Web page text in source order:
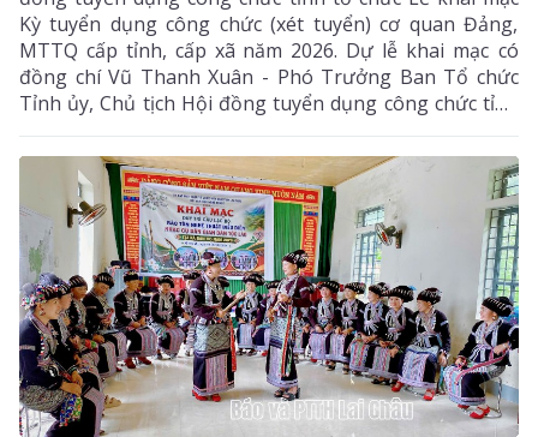
Kỳ tuyển dụng công chức (xét tuyển) cơ quan Đảng,
MTTQ cấp tỉnh, cấp xã năm 2026. Dự lễ khai mạc có
đồng chí Vũ Thanh Xuân - Phó Trưởng Ban Tổ chức
Tỉnh ủy, Chủ tịch Hội đồng tuyển dụng công chức tỉnh
cùng các thành viên hội đồng tuyển dụng, ban giám
sát, ban vấn đáp và thí sinh tham dự kỳ tuyển dụng.